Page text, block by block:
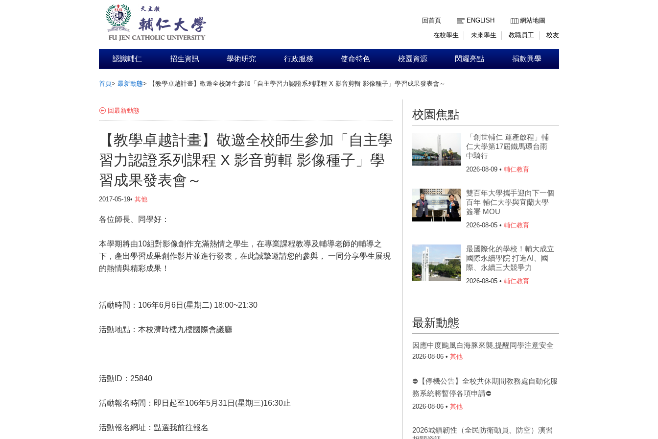
回首頁
ENGLISH
網站地圖
在校學生
未來學生 教職員工 校友
認識輔仁 招生資訊 學術研究 行政服務 使命特色 校園資源 閃耀亮點 捐款興學
首頁> 最新動態> 【教學卓越計畫】敬邀全校師生參加「自主學習力認證系列課程 X 影音剪輯 影像種子」學習成果發表會～
回最新動態
【教學卓越計畫】敬邀全校師生參加「自主學
習力認證系列課程 X 影音剪輯 影像種子」學
習成果發表會～
2017-05-19• 其他
各位師長、同學好：
本學期將由10組對影像創作充滿熱情之學生，在專業課程教導及輔導老師的輔導之
下，產出學習成果創作影片並進行發表，在此誠摯邀請您的參與， 一同分享學生展現
的熱情與精彩成果！
活動時間：106年6月6日(星期二) 18:00~21:30
活動地點：本校濟時樓九樓國際會議廳
活動ID：25840
活動報名時間：即日起至106年5月31日(星期三)16:30止
活動報名網址： 點選我前往報名
校園焦點
「創世輔仁 運產啟程」輔
仁大學第17屆鐵馬環台雨
中騎行
2026-08-09 • 輔仁教育
雙百年大學攜手迎向下一個
百年 輔仁大學與宜蘭大學
簽署 MOU
2026-08-05 • 輔仁教育
最國際化的學校！輔大成立
國際永續學院 打造AI、國
際、永續三大競爭力
2026-08-05 • 輔仁教育
最新動態
因應中度颱風白海豚來襲,提醒同學注意安全
2026-08-06 • 其他
⛔【停機公告】全校共休期間教務處自動化服
務系統將暫停各項申請⛔
2026-08-06 • 其他
2026城鎮韌性（全民防衛動員、防空）演習